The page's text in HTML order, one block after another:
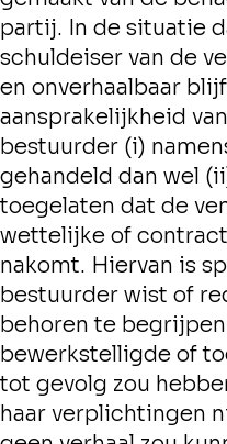
partij. In de situatie
schuldeiser van de
en onverhaalbaar
aansprakelijkheid
bestuurder (i)
gehandeld dan wel
toegelaten dat de
wettelijke of
nakomt. Hiervan is
bestuurder wist of
behoren te
bewerkstelligde of
tot gevolg zou
haar verplichtingen